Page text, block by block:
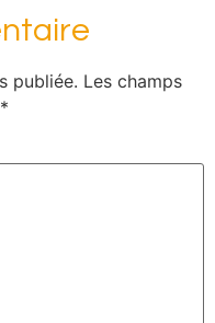
publiée. Les champs
*